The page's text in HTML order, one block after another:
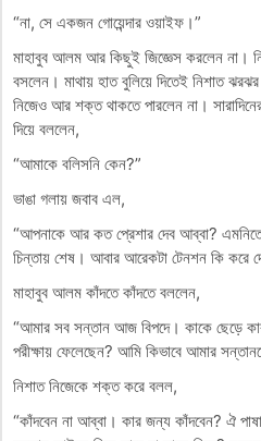
“না, সে একজন গোয়েন্দার ওয়াইফ।”
মাহাবুব আলম আর কিছুই জিজ্ঞেস করলেন না।
বসলেন। মাথায় হাত বুলিয়ে দিতেই নিশাত
নিজেও আর শক্ত থাকতে পারলেন না।
দিয়ে বললেন,
“আমাকে বলিসনি কেন?”
ভাঙা গলায় জবাব এল,
“আপনাকে আর কত প্রেশার দেব আব্বা?
চিন্তায় শেষ। আবার আরেকটা টেনশন কি করে
মাহাবুব আলম কাঁদতে কাঁদতে বললেন,
“আমার সব সন্তান আজ বিপদে। কাকে ছেড়ে
পরীক্ষায় ফেলেছেন? আমি কিভাবে আমার
নিশাত নিজেকে শক্ত করে বলল,
“কাঁদবেন না আব্বা। কার জন্য কাঁদবেন? ঐ